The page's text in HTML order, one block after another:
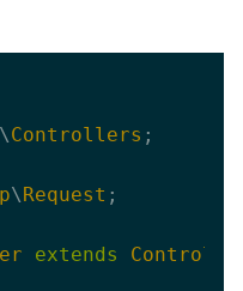
\Controllers ;
\ Request ;
extends